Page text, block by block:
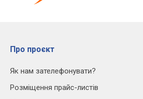
Про проєкт
Як нам зателефонувати?
Розміщення прайс-листів